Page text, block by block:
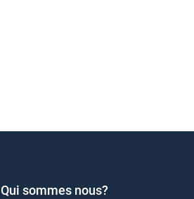
Qui sommes nous?